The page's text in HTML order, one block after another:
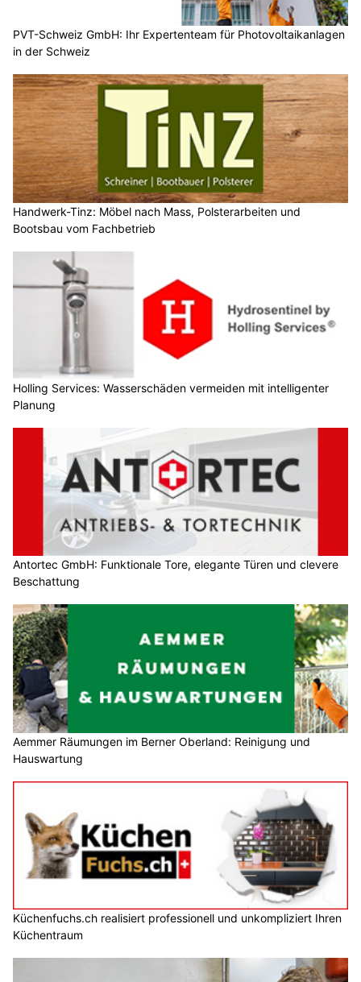
PVT-Schweiz GmbH: Ihr Expertenteam für Photovoltaikanlagen
in der Schweiz
Handwerk-Tinz: Möbel nach Mass, Polsterarbeiten und
Bootsbau vom Fachbetrieb
Holling Services: Wasserschäden vermeiden mit intelligenter
Planung
Antortec GmbH: Funktionale Tore, elegante Türen und clevere
Beschattung
Aemmer Räumungen im Berner Oberland: Reinigung und
Hauswartung
Küchenfuchs.ch realisiert professionell und unkompliziert Ihren
Küchentraum